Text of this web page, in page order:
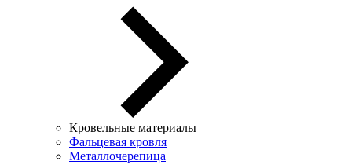
Кровельные материалы
Фальцевая кровля
Металлочерепица